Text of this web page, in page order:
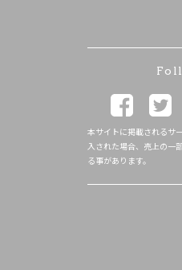
本サイトに掲載されるサ
入された場合、売上の一
る事があります。